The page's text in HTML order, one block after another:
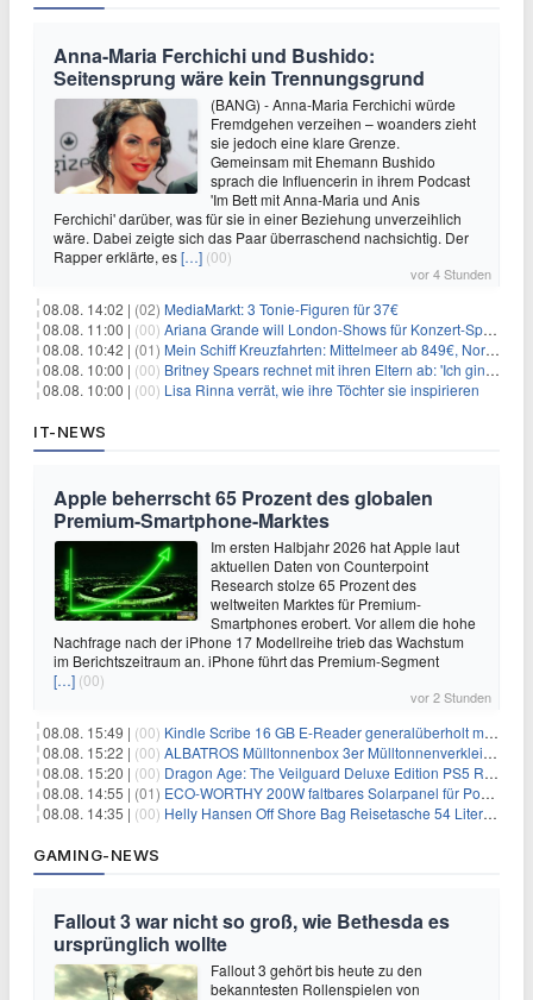
Anna-Maria Ferchichi und Bushido:
Seitensprung wäre kein Trennungsgrund
(BANG) - Anna-Maria Ferchichi würde
Fremdgehen verzeihen – woanders zieht
sie jedoch eine klare Grenze.
Gemeinsam mit Ehemann Bushido
sprach die Influencerin in ihrem Podcast
'Im Bett mit Anna-Maria und Anis
Ferchichi' darüber, was für sie in einer Beziehung unverzeihlich
wäre. Dabei zeigte sich das Paar überraschend nachsichtig. Der
Rapper erklärte, es[…] (00)
vor 4 Stunden
08.08. 14:02 | (02) MediaMarkt: 3 Tonie-Figuren für 37€
08.08. 11:00 | (00) Ariana Grande will London-Shows für Konzert-Special filmen
08.08. 10:42 | (01) Mein Schiff Kreuzfahrten: Mittelmeer ab 849€, Norwegen ab 999€ p.P.
08.08. 10:00 | (00) Britney Spears rechnet mit ihren Eltern ab: 'Ich ging zwei Monate lang auf die Knie und weinte'
08.08. 10:00 | (00) Lisa Rinna verrät, wie ihre Töchter sie inspirieren
IT-NEWS
Apple beherrscht 65 Prozent des globalen
Premium-Smartphone-Marktes
Im ersten Halbjahr 2026 hat Apple laut
aktuellen Daten von Counterpoint
Research stolze 65 Prozent des
weltweiten Marktes für Premium-
Smartphones erobert. Vor allem die hohe
Nachfrage nach der iPhone 17 Modellreihe trieb das Wachstum
im Berichtszeitraum an. iPhone führt das Premium-Segment
[…] (00)
vor 2 Stunden
08.08. 15:49 | (00) Kindle Scribe 16 GB E-Reader generalüberholt mit Eingabestift für 197,99€
08.08. 15:22 | (00) ALBATROS Mülltonnenbox 3er Mülltonnenverkleidung aus Metall für 577,15€
08.08. 15:20 | (00) Dragon Age: The Veilguard Deluxe Edition PS5 Rollenspiel für 13,76€
08.08. 14:55 | (01) ECO-WORTHY 200W faltbares Solarpanel für Powerstation & Camping für 123,99€
08.08. 14:35 | (00) Helly Hansen Off Shore Bag Reisetasche 54 Liter für 29,99€
GAMING-NEWS
Fallout 3 war nicht so groß, wie Bethesda es
ursprünglich wollte
Fallout 3 gehört bis heute zu den
bekanntesten Rollenspielen von